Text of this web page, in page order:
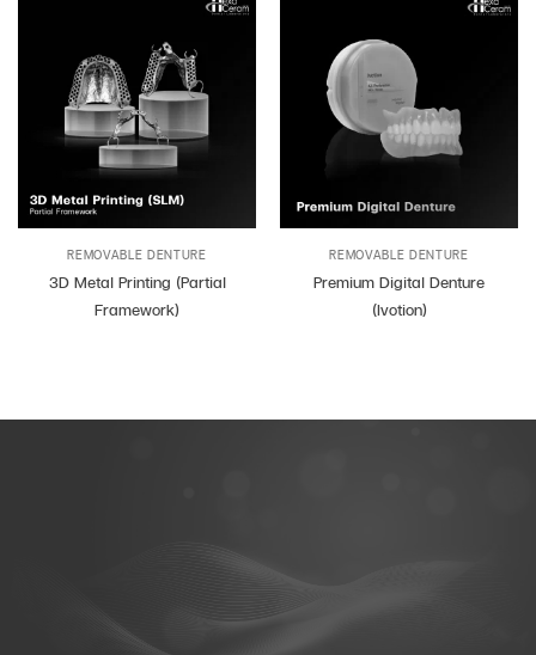
REMOVABLE DENTURE
3D Metal Printing (Partial
Framework)
REMOVABLE DENTURE
Premium Digital Denture
(Ivotion)